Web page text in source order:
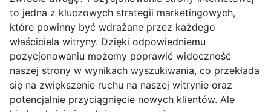
to jedna z kluczowych strategii marketingowych,
które powinny być wdrażane przez każdego
właściciela witryny. Dzięki odpowiedniemu
pozycjonowaniu możemy poprawić widoczność
naszej strony w wynikach wyszukiwania, co przekłada
się na zwiększenie ruchu na naszej witrynie oraz
potencjalnie przyciągnięcie nowych klientów. Ale